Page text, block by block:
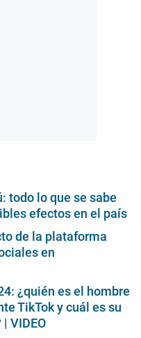
todo lo que se sabe
efectos en el país
de la plataforma
en
¿quién es el hombre
TikTok y cuál es su
VIDEO